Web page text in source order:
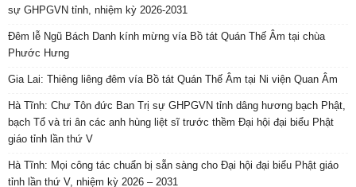
sự GHPGVN tỉnh, nhiệm kỳ 2026-2031
Đêm lễ Ngũ Bách Danh kính mừng vía Bồ tát Quán Thế Âm tại chùa
Phước Hưng
Gia Lai: Thiêng liêng đêm vía Bồ tát Quán Thế Âm tại Ni viện Quan Âm
Hà Tĩnh: Chư Tôn đức Ban Trị sự GHPGVN tỉnh dâng hương bạch Phật,
bạch Tổ và tri ân các anh hùng liệt sĩ trước thềm Đại hội đại biểu Phật
giáo tỉnh lần thứ V
Hà Tĩnh: Mọi công tác chuẩn bị sẵn sàng cho Đại hội đại biểu Phật giáo
tỉnh lần thứ V, nhiệm kỳ 2026 – 2031